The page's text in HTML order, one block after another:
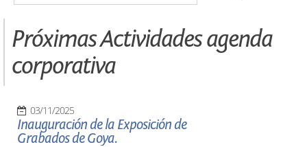
Próximas Actividades agenda
corporativa
03/11/2025
Inauguración de la Exposición de
Grabados de Goya.